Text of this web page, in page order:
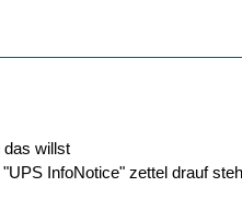
das willst
InfoNotice" zettel drauf